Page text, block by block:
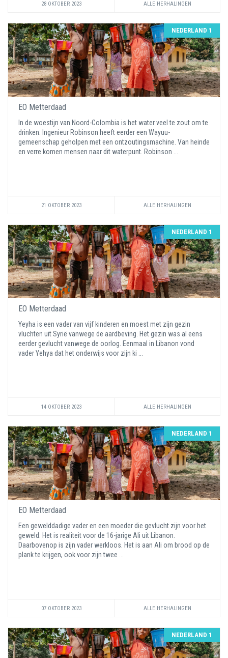
28 OKTOBER 2023 ALLE HERHALINGEN
NEDERLAND 1
EO Metterdaad
In de woestijn van Noord-Colombia is het water veel te zout om te
drinken. Ingenieur Robinson heeft eerder een Wayuu-
gemeenschap geholpen met een ontzoutingsmachine. Van heinde
en verre komen mensen naar dit waterpunt. Robinson ...
21 OKTOBER 2023 ALLE HERHALINGEN
NEDERLAND 1
EO Metterdaad
Yeyha is een vader van vijf kinderen en moest met zijn gezin
vluchten uit Syrië vanwege de aardbeving. Het gezin was al eens
eerder gevlucht vanwege de oorlog. Eenmaal in Libanon vond
vader Yehya dat het onderwijs voor zijn ki ...
14 OKTOBER 2023 ALLE HERHALINGEN
NEDERLAND 1
EO Metterdaad
Een gewelddadige vader en een moeder die gevlucht zijn voor het
geweld. Het is realiteit voor de 16-jarige Ali uit Libanon.
Daarbovenop is zijn vader werkloos. Het is aan Ali om brood op de
plank te krijgen, ook voor zijn twee ...
07 OKTOBER 2023 ALLE HERHALINGEN
NEDERLAND 1